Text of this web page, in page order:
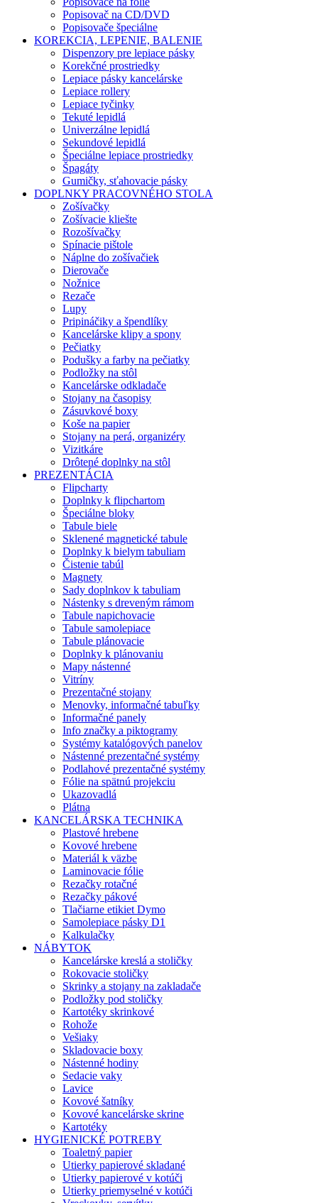
Popisovač na CD/DVD
Popisovače špeciálne
KOREKCIA, LEPENIE, BALENIE
Dispenzory pre lepiace pásky
Korekčné prostriedky
Lepiace pásky kancelárske
Lepiace rollery
Lepiace tyčinky
Tekuté lepidlá
Univerzálne lepidlá
Sekundové lepidlá
Špeciálne lepiace prostriedky
Špagáty
Gumičky, sťahovacie pásky
DOPLNKY PRACOVNÉHO STOLA
Zošívačky
Zošívacie kliešte
Rozošívačky
Spínacie pištole
Náplne do zošívačiek
Dierovače
Nožnice
Rezače
Lupy
Pripináčiky a špendlíky
Kancelárske klipy a spony
Pečiatky
Podušky a farby na pečiatky
Podložky na stôl
Kancelárske odkladače
Stojany na časopisy
Zásuvkové boxy
Koše na papier
Stojany na perá, organizéry
Vizitkáre
Drôtené doplnky na stôl
PREZENTÁCIA
Flipcharty
Doplnky k flipchartom
Špeciálne bloky
Tabule biele
Sklenené magnetické tabule
Doplnky k bielym tabuliam
Čistenie tabúl
Magnety
Sady doplnkov k tabuliam
Nástenky s dreveným rámom
Tabule napichovacie
Tabule samolepiace
Tabule plánovacie
Doplnky k plánovaniu
Mapy nástenné
Vitríny
Prezentačné stojany
Menovky, informačné tabuľky
Informačné panely
Info značky a piktogramy
Systémy katalógových panelov
Nástenné prezentačné systémy
Podlahové prezentačné systémy
Fólie na spätnú projekciu
Ukazovadlá
Plátna
KANCELÁRSKA TECHNIKA
Plastové hrebene
Kovové hrebene
Materiál k väzbe
Laminovacie fólie
Rezačky rotačné
Rezačky pákové
Tlačiarne etikiet Dymo
Samolepiace pásky D1
Kalkulačky
NÁBYTOK
Kancelárske kreslá a stoličky
Rokovacie stoličky
Skrinky a stojany na zakladače
Podložky pod stoličky
Kartotéky skrinkové
Rohože
Vešiaky
Skladovacie boxy
Nástenné hodiny
Sedacie vaky
Lavice
Kovové šatníky
Kovové kancelárske skrine
Kartotéky
HYGIENICKÉ POTREBY
Toaletný papier
Utierky papierové skladané
Utierky papierové v kotúči
Utierky priemyselné v kotúči